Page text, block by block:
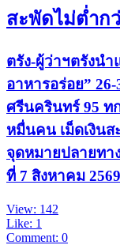
สะพัดไม่ต่ำก
ตรัง-ผู้ว่าฯตรังน
อาหารอร่อย”
ศรีนครินทร์ 95 ท
หมื่นคน เม็ดเงิน
จุดหมายปลายทา
ที่ 7 สิงหาคม
View: 142
Like: 1
Comment: 0